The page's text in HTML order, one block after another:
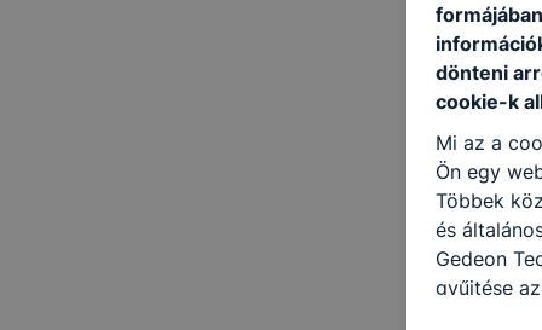
dönteni
cookie-k
Mi az a
Ön egy
Többek
és
Gedeon
gyűjtése